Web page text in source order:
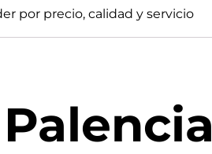
por precio, calidad y servicio